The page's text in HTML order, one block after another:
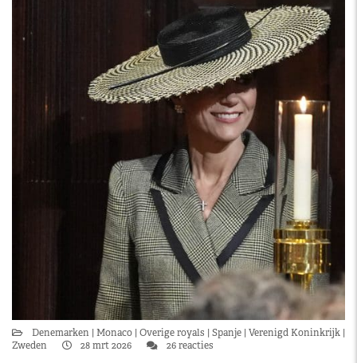
Denemarken Monaco Overige royals Spanje Verenigd Koninkrijk
Zweden
28 mrt 2026 26 reacties